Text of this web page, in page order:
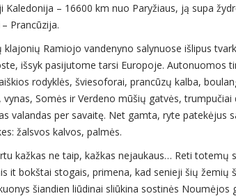
Kaledonija – 16600 km nuo Paryžiaus, ją supa
Prancūzija.
klajonių Ramiojo vandenyno salynuose išlipus
išsyk pasijutome tarsi Europoje. Autonuomos
rodyklės, šviesoforai, prancūzų kalba,
vynas, Somės ir Verdeno mūšių gatvės, trumpučiai
valandas per savaitę. Net gamta, ryte patekėjus
žalsvos kalvos, palmės.
kažkas ne taip, kažkas nejaukaus… Reti totemų
it bokštai stogais, primena, kad senieji šių žemių
šiandien liūdinai sliūkina sostinės Noumėjos